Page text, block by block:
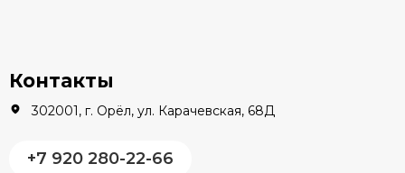
Контакты
302001, г. Орёл, ул. Карачевская, 68Д
+7 920 280-22-66